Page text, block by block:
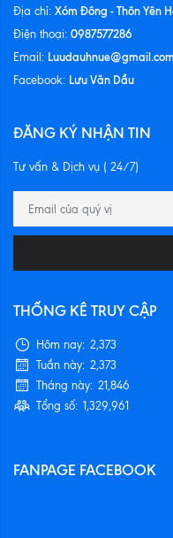
Địa chỉ: Xóm Đông - Thôn Yên
Điện thoại: 0987577286
Email: Luudauhnue@gmail.com
Facebook: Lưu Văn Dầu
ĐĂNG KÝ NHẬN TIN
Tư vấn & Dịch vụ ( 24/7)
THỐNG KÊ TRUY CẬP
Hôm nay: 2,373
Tuần này: 2,373
Tháng này: 21,846
Tổng số: 1,329,961
FANPAGE FACEBOOK